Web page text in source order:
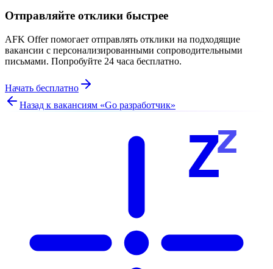
Отправляйте отклики быстрее
AFK Offer помогает отправлять отклики на подходящие
вакансии с персонализированными сопроводительными
письмами. Попробуйте 24 часа бесплатно.
Начать бесплатно
Назад к вакансиям «Go разработчик»
Zz